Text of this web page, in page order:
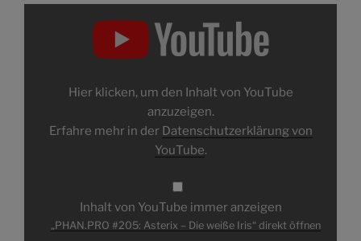
„PHAN.PRO
YouTubeHier klicken, um den Inhalt von YouTube
anzuzeigen.
Erfahre mehr in der Datenschutzerklärung von
YouTube.
Inhalt von YouTube immer anzeigen
„PHAN.PRO #205: Asterix – Die weiße Iris“ direkt öffnen